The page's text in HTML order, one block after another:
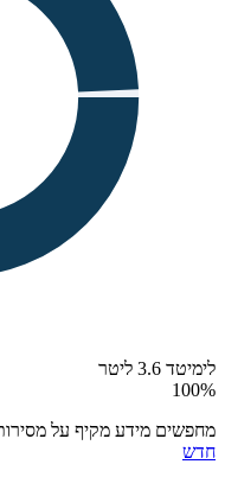
לימיטד 3.6 ליטר
100%
מחפשים מידע מקיף על
חדש